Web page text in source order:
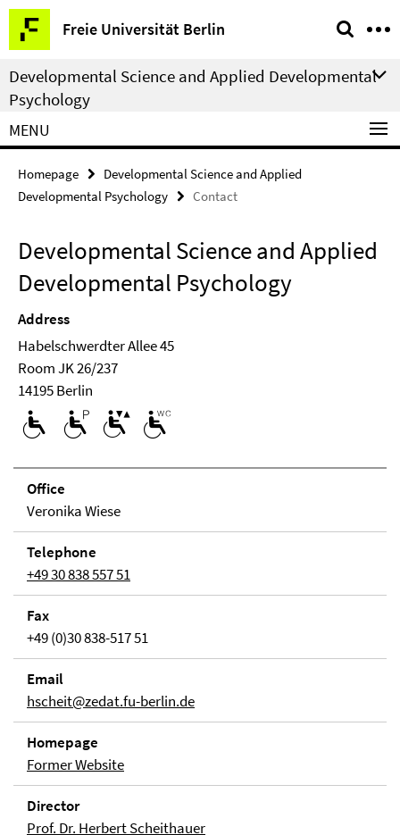
Springe
direkt
zu
Inhalt
Freie Universität Berlin
Service
Navigation
Developmental Science and Applied Developmental
Psychology
MENU
Homepage
Developmental Science and Applied
Developmental Psychology
Contact
Developmental Science and Applied
Developmental Psychology
Address
Habelschwerdter Allee 45
Room JK 26/237
14195 Berlin
Office
Veronika Wiese
Tele­phone
+49 30 838 557 51
Fax
+49 (0)30 838-517 51
Email
hscheit@zedat.fu-berlin.de
Home­page
Former Website
Direc­tor
Prof. Dr. Herbert Scheithauer